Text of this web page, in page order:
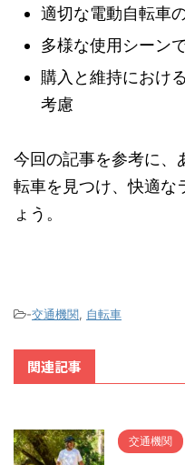
適切な電動自転車
多様な使用シーン
購入と維持におけ
考慮
今回の記事を参考に、
転車を見つけ、快適な
ょう。
-交通機関, 自転車
関連記事
交通機関